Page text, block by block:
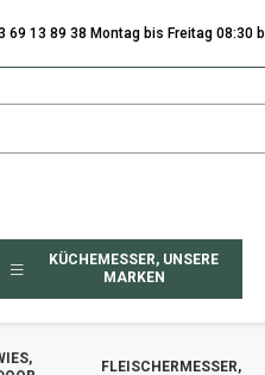
KÜCHEMESSER, UNSERE
MARKEN
FLEISCHERMESSER,
69 13 89 38 Montag bis Freitag 08:30